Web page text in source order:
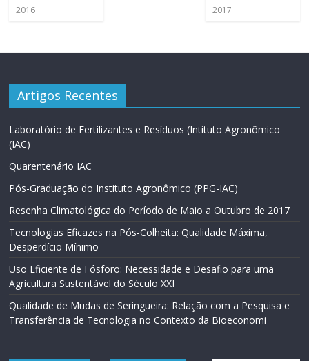
2016
2017
Artigos Recentes
Laboratório de Fertilizantes e Resíduos (Intituto Agronômico
(IAC)
Quarentenário IAC
Pós-Graduação do Instituto Agronômico (PPG-IAC)
Resenha Climatológica do Período de Maio a Outubro de 2017
Tecnologias Eficazes na Pós-Colheita: Qualidade Máxima,
Desperdício Mínimo
Uso Eficiente de Fósforo: Necessidade e Desafio para uma
Agricultura Sustentável do Século XXI
Qualidade de Mudas de Seringueira: Relação com a Pesquisa e
Transferência de Tecnologia no Contexto da Bioeconomi